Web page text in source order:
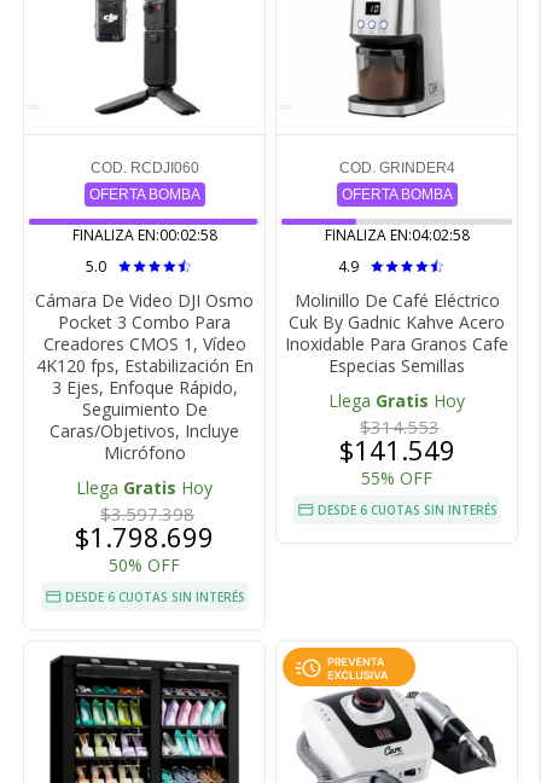
COD. RCDJI060
OFERTA BOMBA
FINALIZA EN:00:02:57
5.0
Cámara De Video DJI Osmo
Pocket 3 Combo Para
Creadores CMOS 1, Vídeo
4K120 fps, Estabilización En
3 Ejes, Enfoque Rápido,
Seguimiento De
Caras/Objetivos, Incluye
Micrófono
Llega Gratis Hoy
$3.597.398
$1.798.699
50% OFF
DESDE 6 CUOTAS SIN INTERÉS
COD. GRINDER4
OFERTA BOMBA
FINALIZA EN:04:02:57
4.9
Molinillo De Café Eléctrico
Cuk By Gadnic Kahve Acero
Inoxidable Para Granos Cafe
Especias Semillas
Llega Gratis Hoy
$314.553
$141.549
55% OFF
DESDE 6 CUOTAS SIN INTERÉS